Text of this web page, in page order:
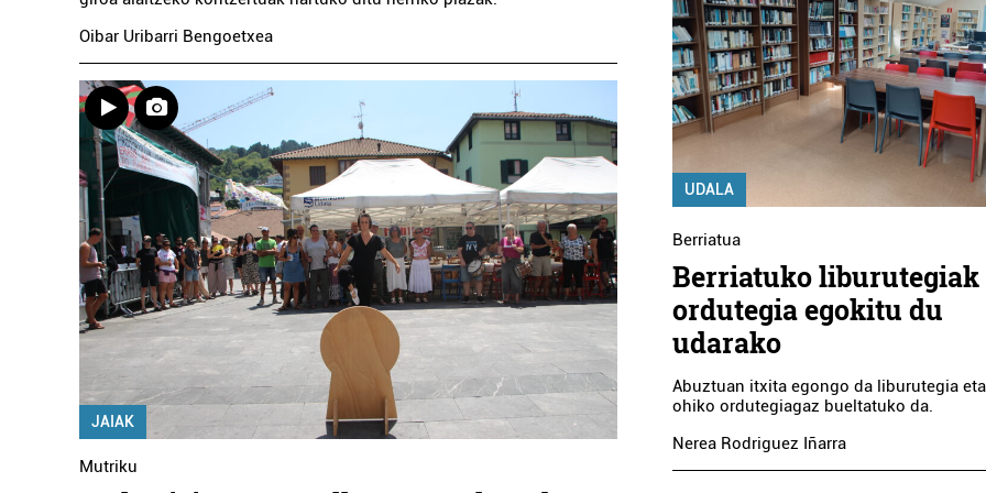
Oibar Uribarri Bengoetxea
JAIAK
Mutriku
UDALA
Berriatua
Berriatuko liburutegiak
ordutegia egokitu du
udarako
Abuztuan itxita egongo da liburutegia
ohiko ordutegiagaz bueltatuko da.
Nerea Rodriguez Iñarra